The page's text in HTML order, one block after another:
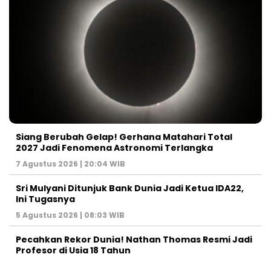
Siang Berubah Gelap! Gerhana Matahari Total
2027 Jadi Fenomena Astronomi Terlangka
7 Agustus 2026 | 20:04 WIB
Sri Mulyani Ditunjuk Bank Dunia Jadi Ketua IDA22,
Ini Tugasnya
5 Agustus 2026 | 08:03 WIB
Pecahkan Rekor Dunia! Nathan Thomas Resmi Jadi
Profesor di Usia 18 Tahun